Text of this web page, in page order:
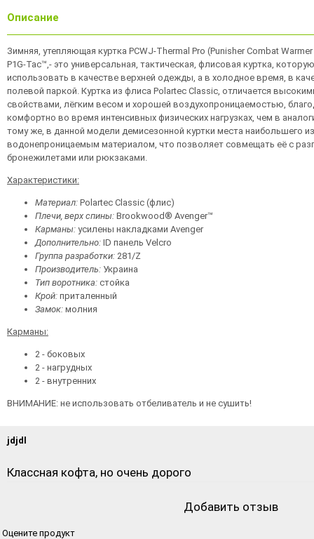
Описание
Зимняя, утепляющая куртка PCWJ-Thermal Pro (Punisher Combat
P1G-Tac™,- это универсальная, тактическая, флисовая куртка,
использовать в качестве верхней одежды, а в холодное время, в
полевой паркой. Куртка из флиса Polartec Classic, отличается
свойствами, лёгким весом и хорошей воздухопроницаемостью,
комфортно во время интенсивных физических нагрузках, чем в
тому же, в данной модели демисезонной куртки места наибольшего
водонепроницаемым материалом, что позволяет совмещать её с
бронежилетами или рюкзаками.
Характеристики:
Материал: Polartec Classic (флис)
Плечи, верх спины: Brookwood® Avenger™
Карманы: усилены накладками Avenger
Дополнительно: ID панель Velcro
Группа разработки: 281/Z
Производитель: Украина
Тип воротника: стойка
Крой: приталенный
Замок: молния
Карманы:
2 - боковых
2 - нагрудных
2 - внутренних
ВНИМАНИЕ: не использовать отбеливатель и не сушить!
jdjdl
Классная кофта, но очень дорого
Добавить отзыв
Оцените продукт